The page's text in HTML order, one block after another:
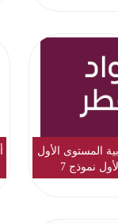
المستوى الأول
نموذج 7